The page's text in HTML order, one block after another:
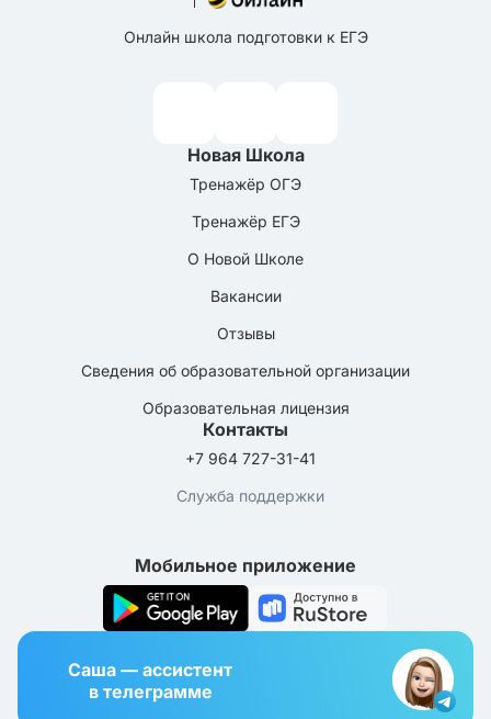
Онлайн школа подготовки к ЕГЭ
Новая Школа
Тренажёр ОГЭ
Тренажёр ЕГЭ
О Новой Школе
Вакансии
Отзывы
Сведения об образовательной организации
Образовательная лицензия
Контакты
+7 964 727-31-41
Служба поддержки
Мобильное приложение
Саша — ассистент
в телеграмме